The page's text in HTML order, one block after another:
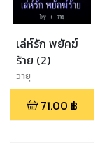
เล่ห์รัก พยัคฆ์
ร้าย (2)
วายุ
71.00 ฿